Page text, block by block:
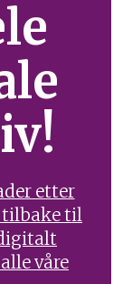
etter
tilbake til
våre